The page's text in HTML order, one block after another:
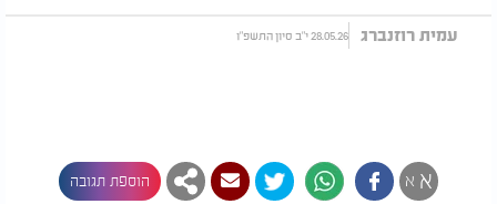
עמית רוזנברג 28.05.26 י"ב סיון התשפ"ו
א א הוספת תגובה